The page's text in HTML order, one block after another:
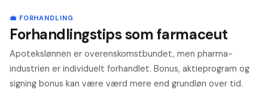
💼 FORHANDLING
Forhandlingstips som farmaceut
Apotekslønnen er overenskomstbundet, men pharma-
industrien er individuelt forhandlet. Bonus, aktieprogram og
signing bonus kan være værd mere end grundløn over tid.